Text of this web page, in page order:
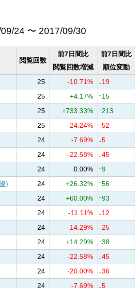
24 〜 2017/09/30
閲覧回数
前7日間比
閲覧回数増減
前7日間比
順位変動
25 -10.71%
↓19
25 +4.17%
↑15
25 +733.33%
↑213
25 -24.24%
↓52
24 -7.69%
↓5
24 -22.58%
↓45
24 0.00%
↑9
)
24 +26.32%
↑56
24 +60.00%
↑93
24 -11.11%
↓12
24 -14.29%
↓25
24 +14.29%
↑38
24 -22.58%
↓45
24 -20.00%
↓36
24 -7.69%
↓5